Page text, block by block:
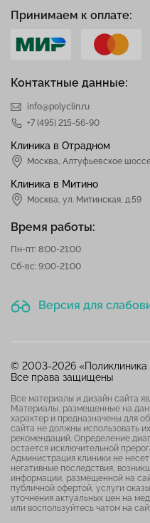
Контактные данные:
info@polyclin.ru
+7 (495) 215-56-90
Клиника в Отрадном
Москва, Алтуфьевское шоссе
Клиника в Митино
Москва, ул. Митинская, д.59
Время работы:
Пн-пт: 8:00-21:00
Сб-вс: 9:00-21:00
Версия для
Принимаем к оплате:
© 2003-2026 «Поликлиника
Все права защищены
Все материалы и дизайн сайта
Материалы, размещенные на
характер и предназначены для
сайта не должны использовать
рекомендаций. Определение
остается исключительной
Администрация клиники не
негативные последствия,
информации, размещенной на
публичной офертой, услуги
уточнения актуальных цен на
или воспользуйтесь чатом на